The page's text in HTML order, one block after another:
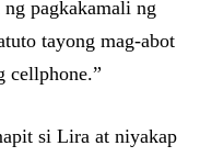
pagkakamali ng
tayong mag-abot
cellphone.”
si Lira at niyakap